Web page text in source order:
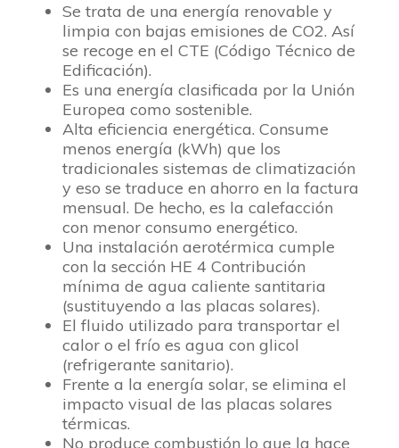
Se trata de una energía renovable y
limpia con bajas emisiones de CO2. Así
se recoge en el CTE (Código Técnico de
Edificación).
Es una energía clasificada por la Unión
Europea como sostenible.
Alta eficiencia energética. Consume
menos energía (kWh) que los
tradicionales sistemas de climatización
y eso se traduce en ahorro en la factura
mensual. De hecho, es la calefacción
con menor consumo energético.
Una instalación aerotérmica cumple
con la sección HE 4 Contribución
mínima de agua caliente santitaria
(sustituyendo a las placas solares).
El fluido utilizado para transportar el
calor o el frío es agua con glicol
(refrigerante sanitario).
Frente a la energía solar, se elimina el
impacto visual de las placas solares
térmicas.
No produce combustión lo que la hace